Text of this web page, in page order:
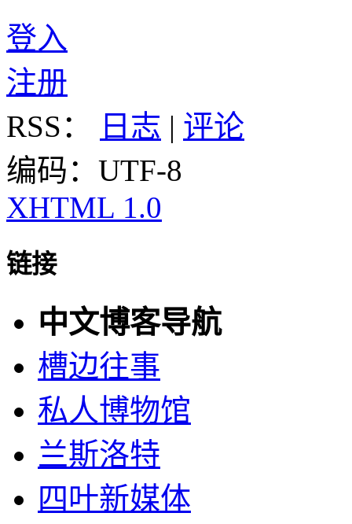
登入
注册
RSS：
日志 | 评论
编码：UTF-8
XHTML 1.0
链接
中文博客导航
槽边往事
私人博物馆
兰斯洛特
四叶新媒体